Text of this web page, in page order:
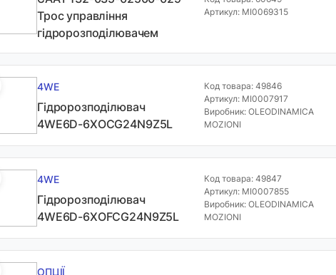
Трос управління
гідророзподілювачем
Артикул: MI0069315
4WE
Гідророзподілювач
4WE6D-6XOCG24N9Z5L
Код товара: 49846
Артикул: MI0007917
Виробник: OLEODINAMICA
MOZIONI
4WE
Гідророзподілювач
4WE6D-6XOFCG24N9Z5L
Код товара: 49847
Артикул: MI0007855
Виробник: OLEODINAMICA
MOZIONI
ОПЦІЇ